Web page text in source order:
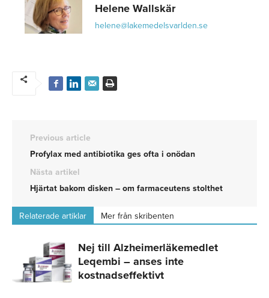
Helene Wallskär
helene@lakemedelsvarlden.se
Previous article
Profylax med antibiotika ges ofta i onödan
Nästa artikel
Hjärtat bakom disken – om farmaceutens stolthet
Relaterade artiklar Mer från skribenten
Nej till Alzheimerläkemedlet
Leqembi – anses inte
kostnadseffektivt